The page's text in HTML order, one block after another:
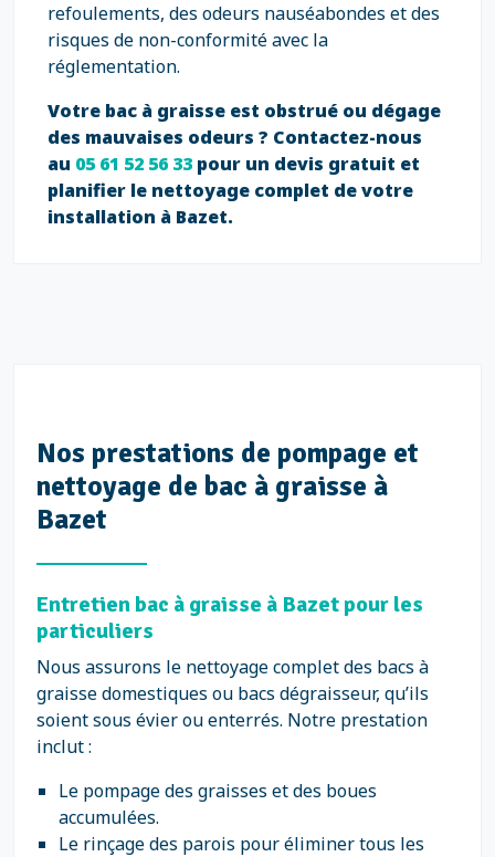
refoulements, des odeurs nauséabondes et des
risques de non-conformité avec la
réglementation.
Votre bac à graisse est obstrué ou dégage
des mauvaises odeurs ? Contactez-nous
au 05 61 52 56 33 pour un devis gratuit et
planifier le nettoyage complet de votre
installation à Bazet.
Nos prestations de pompage et
nettoyage de bac à graisse à
Bazet
Entretien bac à graisse à Bazet pour les
particuliers
Nous assurons le nettoyage complet des bacs à
graisse domestiques ou bacs dégraisseur, qu’ils
soient sous évier ou enterrés. Notre prestation
inclut :
Le pompage des graisses et des boues
accumulées.
Le rinçage des parois pour éliminer tous les